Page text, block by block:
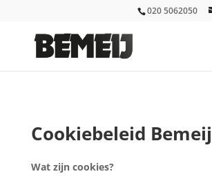
020 5062050
Cookiebeleid Bemeij
Wat zijn cookies?